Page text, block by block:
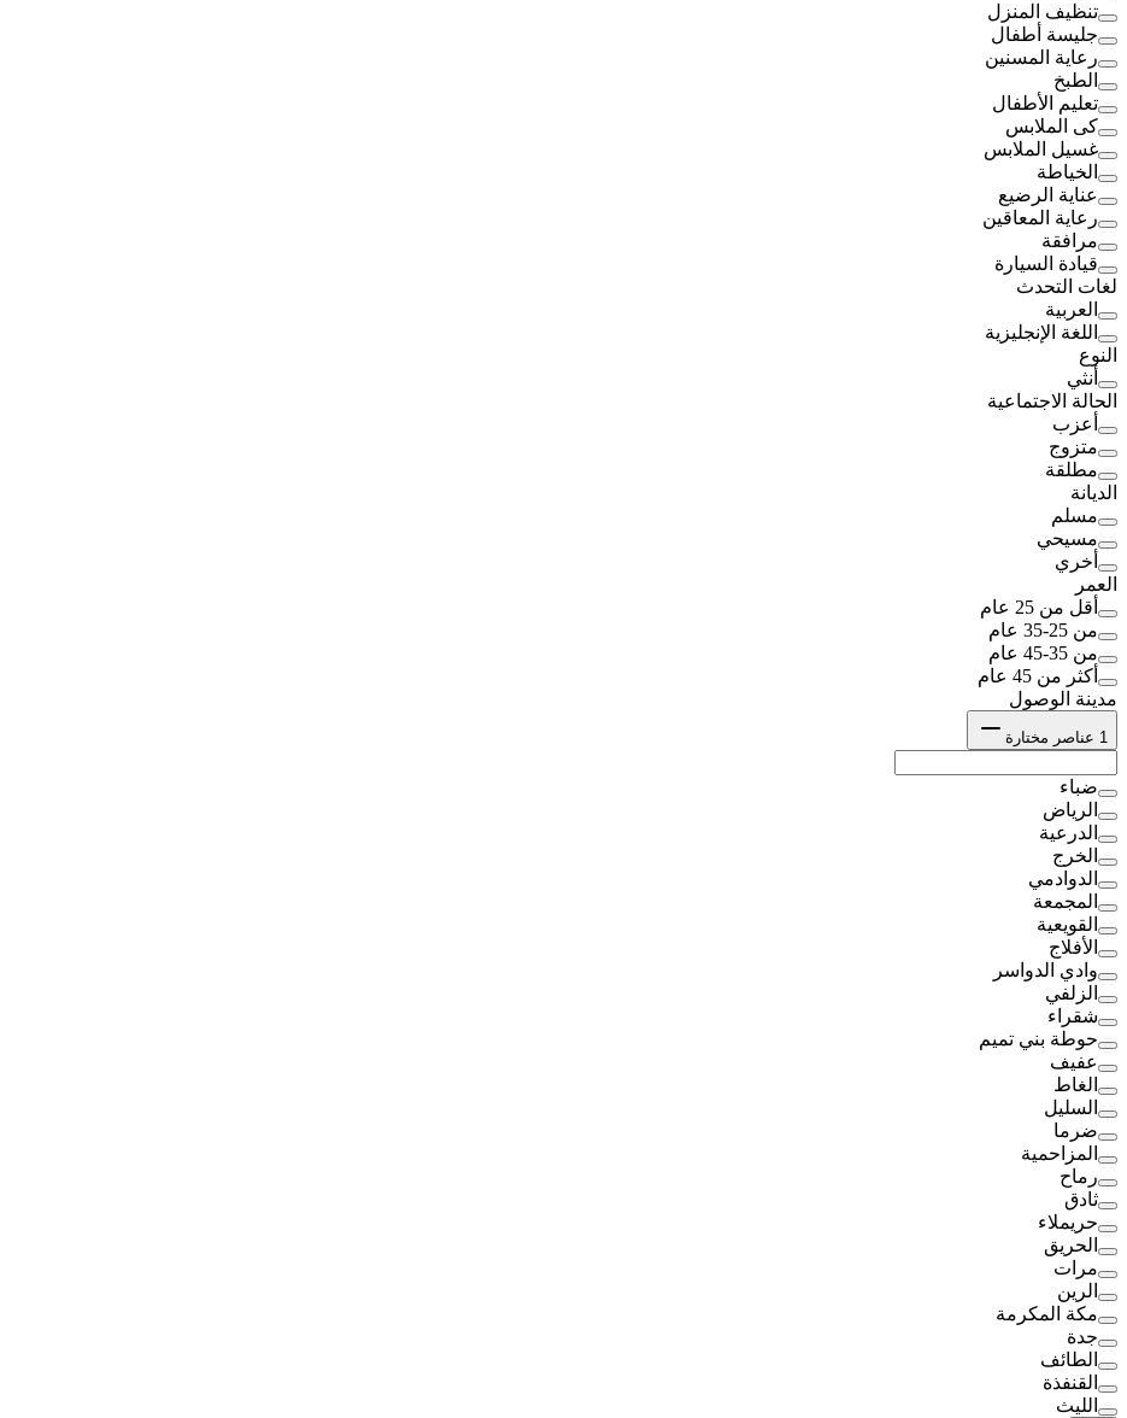
تنظيف المنزل
جليسة أطفال
رعاية المسنين
الطبخ
تعليم الأطفال
كى الملابس
غسيل الملابس
الخياطة
عناية الرضيع
رعاية المعاقين
مرافقة
قيادة السيارة
لغات التحدث
العربية
اللغة الإنجليزية
النوع
أنثي
الحالة الاجتماعية
أعزب
متزوج
مطلقة
الديانة
مسلم
مسيحي
أخري
العمر
أقل من 25 عام
من 25-35 عام
من 35-45 عام
أكثر من 45 عام
مدينة الوصول
1 عناصر مختارة
ضباء
الرياض
الدرعية
الخرج
الدوادمي
المجمعة
القويعية
الأفلاج
وادي الدواسر
الزلفي
شقراء
حوطة بني تميم
عفيف
الغاط
السليل
ضرما
المزاحمية
رماح
ثادق
حريملاء
الحريق
مرات
الرين
مكة المكرمة
جدة
الطائف
القنفذة
الليث